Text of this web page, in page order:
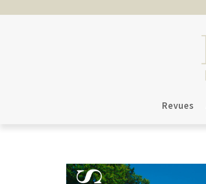
Revues